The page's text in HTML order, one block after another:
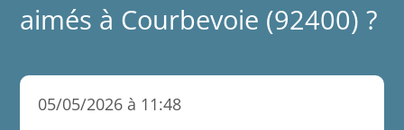
aimés à Courbevoie (92400) ?
05/05/2026 à 11:48